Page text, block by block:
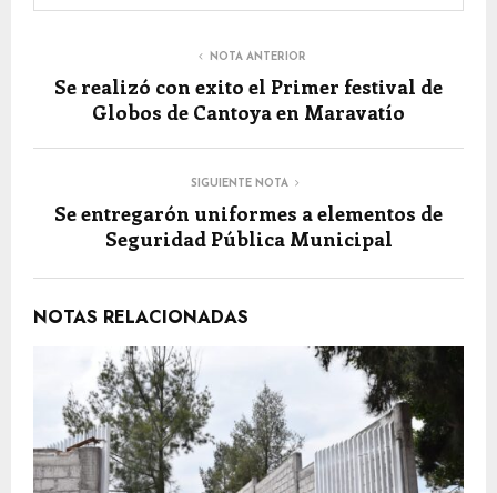
NOTA ANTERIOR
Se realizó con exito el Primer festival de
Globos de Cantoya en Maravatío
SIGUIENTE NOTA
Se entregarón uniformes a elementos de
Seguridad Pública Municipal
NOTAS RELACIONADAS